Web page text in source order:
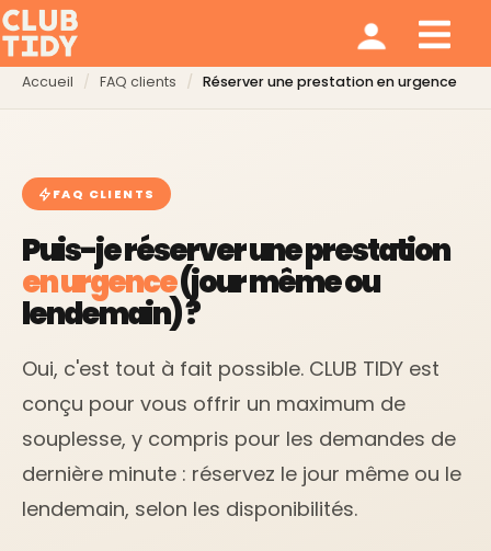
Accueil FAQ clients Réserver une prestation en urgence
FAQ CLIENTS
Puis-je réserver une prestation
en urgence(jour même ou
lendemain) ?
Oui, c'est tout à fait possible. CLUB TIDY est
conçu pour vous offrir un maximum de
souplesse, y compris pour les demandes de
dernière minute : réservez le jour même ou le
lendemain, selon les disponibilités.